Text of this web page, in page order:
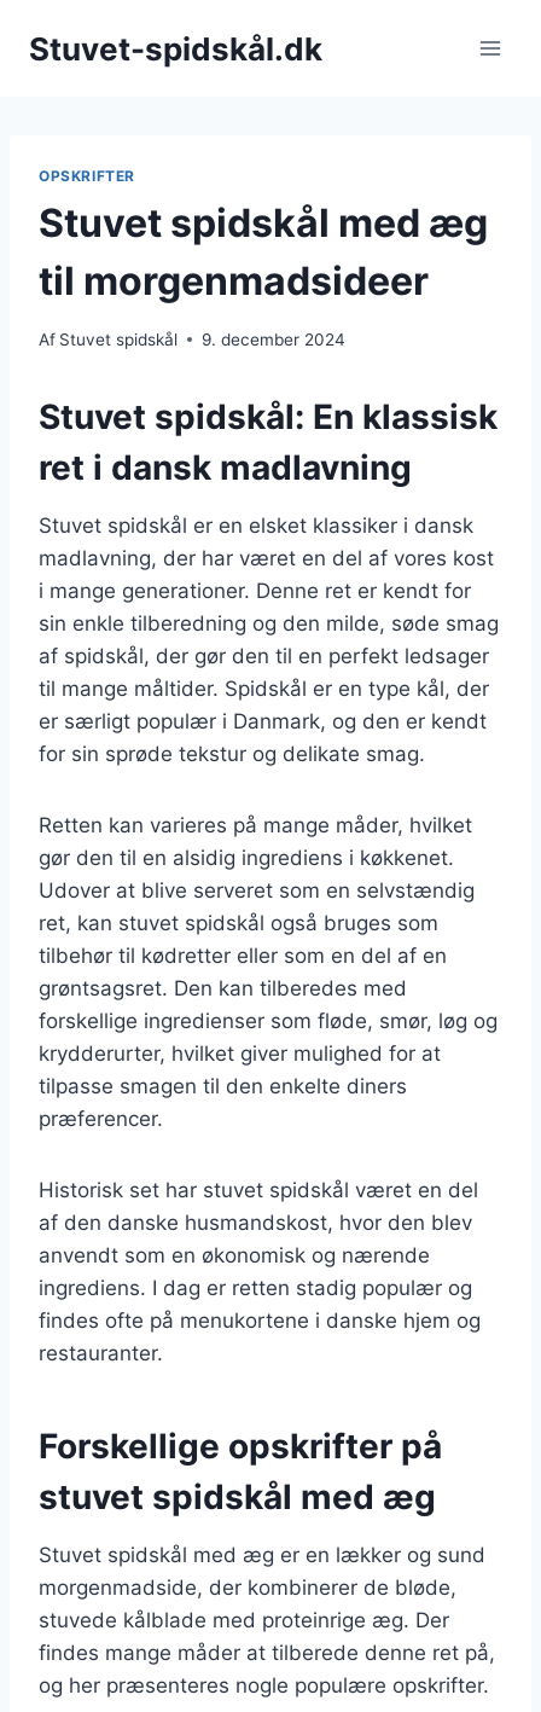
Stuvet-spidskål.dk
OPSKRIFTER
Stuvet spidskål med æg
til morgenmadsideer
Af Stuvet spidskål 9. december 2024
Stuvet spidskål: En klassisk
ret i dansk madlavning
Stuvet spidskål er en elsket klassiker i dansk
madlavning, der har været en del af vores kost
i mange generationer. Denne ret er kendt for
sin enkle tilberedning og den milde, søde smag
af spidskål, der gør den til en perfekt ledsager
til mange måltider. Spidskål er en type kål, der
er særligt populær i Danmark, og den er kendt
for sin sprøde tekstur og delikate smag.
Retten kan varieres på mange måder, hvilket
gør den til en alsidig ingrediens i køkkenet.
Udover at blive serveret som en selvstændig
ret, kan stuvet spidskål også bruges som
tilbehør til kødretter eller som en del af en
grøntsagsret. Den kan tilberedes med
forskellige ingredienser som fløde, smør, løg og
krydderurter, hvilket giver mulighed for at
tilpasse smagen til den enkelte diners
præferencer.
Historisk set har stuvet spidskål været en del
af den danske husmandskost, hvor den blev
anvendt som en økonomisk og nærende
ingrediens. I dag er retten stadig populær og
findes ofte på menukortene i danske hjem og
restauranter.
Forskellige opskrifter på
stuvet spidskål med æg
Stuvet spidskål med æg er en lækker og sund
morgenmadside, der kombinerer de bløde,
stuvede kålblade med proteinrige æg. Der
findes mange måder at tilberede denne ret på,
og her præsenteres nogle populære opskrifter.